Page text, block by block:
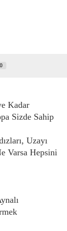
0
Kadar
Sizde Sahip
Uzayı
Varsa Hepsini